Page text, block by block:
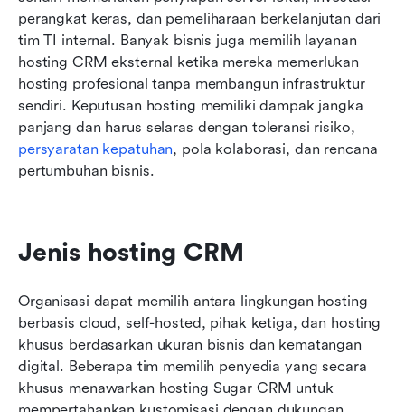
perangkat keras, dan pemeliharaan berkelanjutan dari
tim TI internal. Banyak bisnis juga memilih layanan
hosting CRM eksternal ketika mereka memerlukan
hosting profesional tanpa membangun infrastruktur
sendiri. Keputusan hosting memiliki dampak jangka
persyaratan kepatuhan, pola kolaborasi, dan rencana
pertumbuhan bisnis.
Jenis hosting CRM
Organisasi dapat memilih antara lingkungan hosting
berbasis cloud, self-hosted, pihak ketiga, dan hosting
khusus berdasarkan ukuran bisnis dan kematangan
digital. Beberapa tim memilih penyedia yang secara
khusus menawarkan hosting Sugar CRM untuk